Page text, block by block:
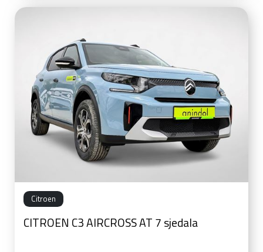
Citroen
CITROEN C3 AIRCROSS AT 7 sjedala